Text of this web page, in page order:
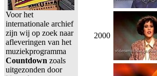
Voor het
internationale archief
zijn wij op zoek naar
afleveringen van het
muziekprogramma
Countdown zoals
uitgezonden door
2000